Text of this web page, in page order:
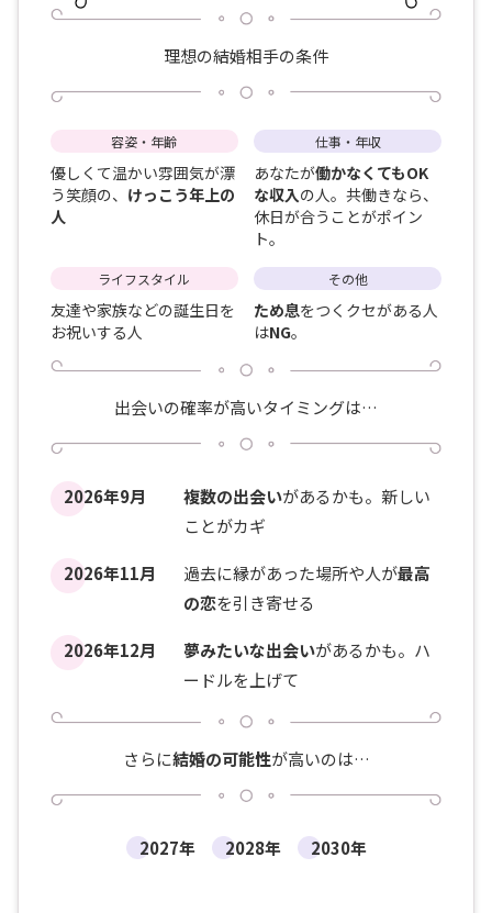
理想の結婚相手の条件
容姿・年齢
優しくて温かい雰囲気が漂
う笑顔の、 けっこう年上の
人
仕事・年収
あなたが働かなくてもOK
な収入の人。共働きなら、
休日が合うことがポイン
ト。
ライフスタイル
友達や家族などの誕生日を
お祝いする人
その他
ため息をつくクセがある人
はNG。
出会いの確率が高いタイミングは…
2026年9月 複数の出会いがあるかも。新しい
ことがカギ
2026年11月 過去に縁があった場所や人が最高
の恋を引き寄せる
2026年12月 夢みたいな出会いがあるかも。ハ
ードルを上げて
さらに結婚の可能性が高いのは…
2027年 2028年 2030年